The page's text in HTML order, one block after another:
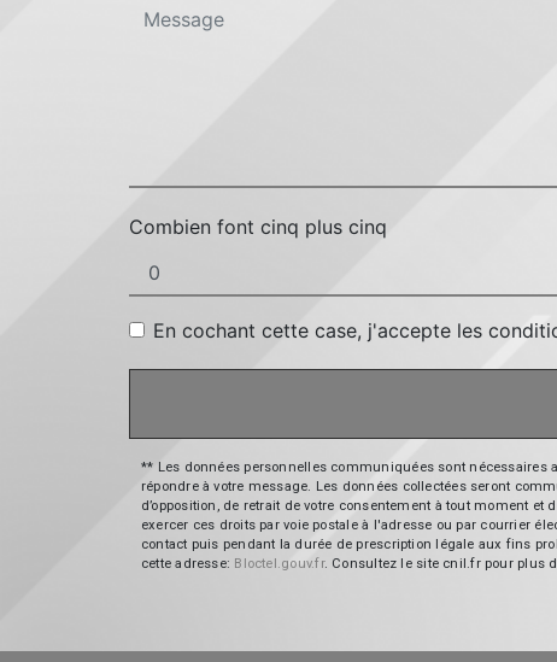
Combien font cinq plus cinq
En cochant cette case, j'accepte les
** Les données personnelles communiquées sont nécessaires
répondre à votre message. Les données collectées seront
d’opposition, de retrait de votre consentement à tout moment
exercer ces droits par voie postale à l'adresse ou par courrier
contact puis pendant la durée de prescription légale aux fins
cette adresse: Bloctel.gouv.fr. Consultez le site cnil.fr pour plus